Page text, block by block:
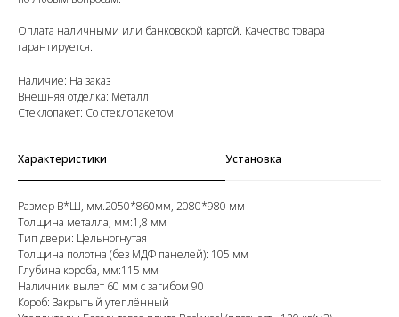
Оплата наличными или банковской картой. Качество товара
гарантируется.
Наличие: На заказ
Внешняя отделка: Металл
Стеклопакет: Со стеклопакетом
Характеристики Установка
Размер В*Ш, мм.2050*860мм, 2080*980 мм
Толщина металла, мм:1,8 мм
Тип двери: Цельногнутая
Толщина полотна (без МДФ панелей): 105 мм
Глубина короба, мм:115 мм
Наличник вылет 60 мм с загибом 90
Короб: Закрытый утеплённый